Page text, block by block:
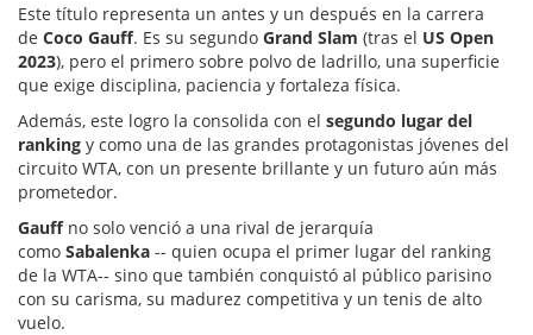
Este título representa un antes y un después en la carrera
de Coco Gauff. Es su segundo Grand Slam (tras el US Open
2023), pero el primero sobre polvo de ladrillo, una superficie
que exige disciplina, paciencia y fortaleza física.
Además, este logro la consolida con el segundo lugar del
ranking y como una de las grandes protagonistas jóvenes del
circuito WTA, con un presente brillante y un futuro aún más
prometedor.
Gauffno solo venció a una rival de jerarquía
como Sabalenka -- quien ocupa el primer lugar del ranking
de la WTA-- sino que también conquistó al público parisino
con su carisma, su madurez competitiva y un tenis de alto
vuelo.